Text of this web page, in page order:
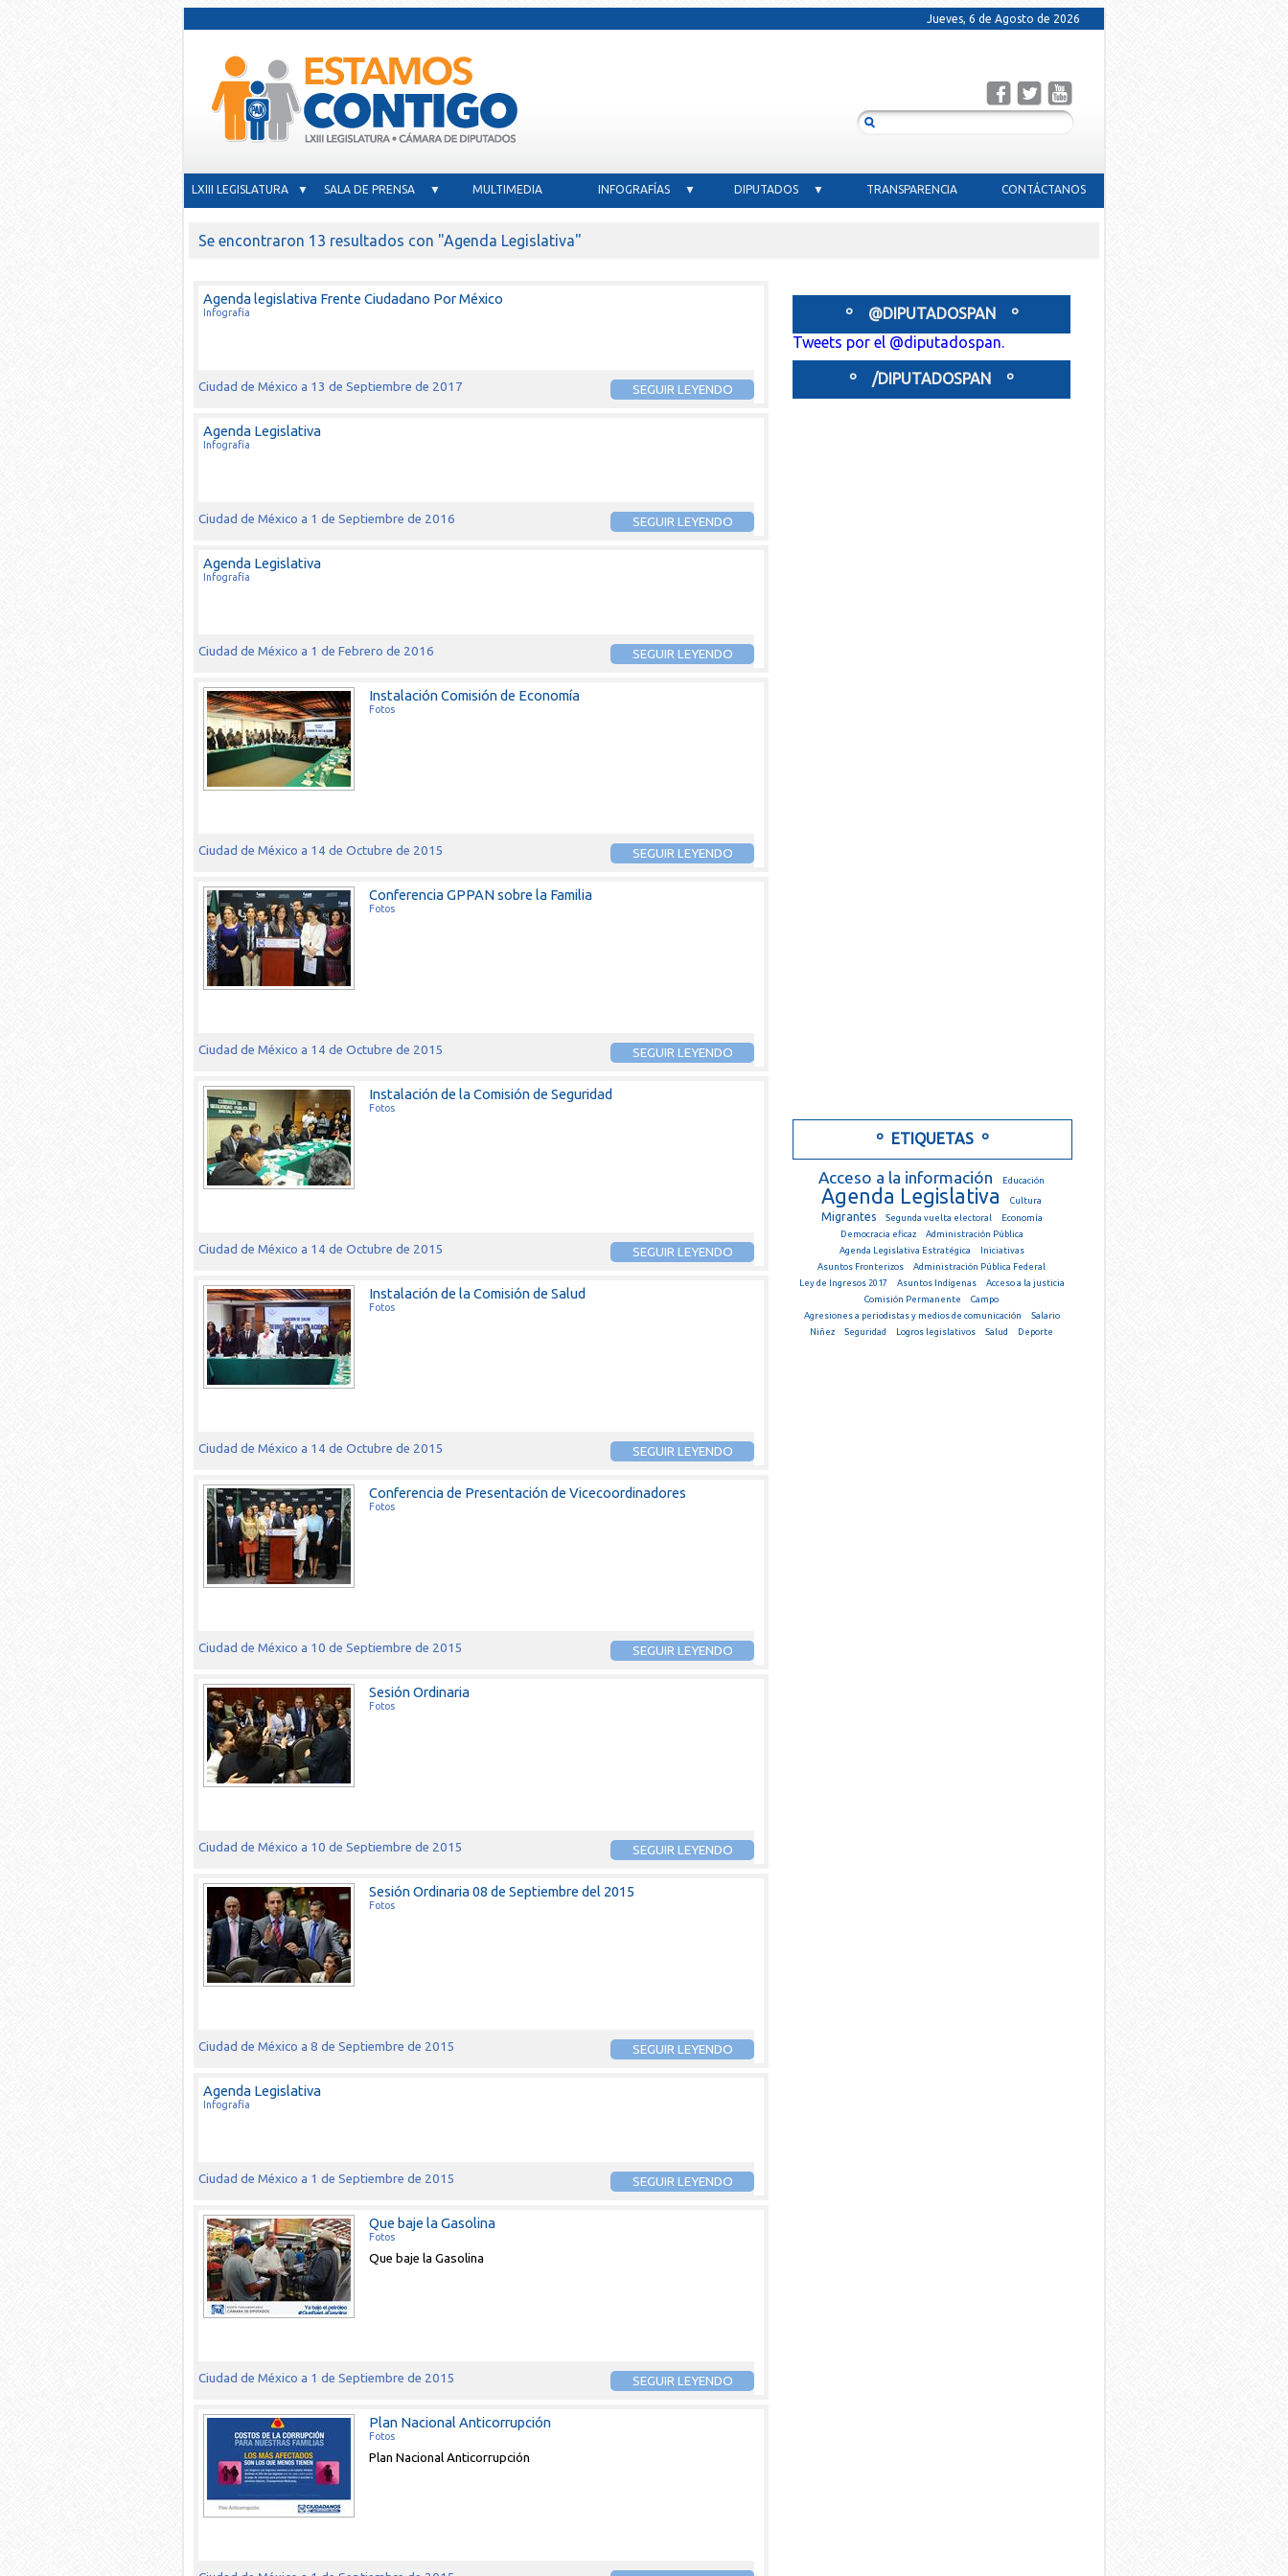
Jueves, 6 de Agosto de 2026
LXIII LEGISLATURA ▼ SALA DE PRENSA ▼ MULTIMEDIA INFOGRAFÍAS ▼ DIPUTADOS ▼ TRANSPARENCIA CONTÁCTANOS
Se encontraron 13 resultados con "Agenda Legislativa"
Agenda legislativa Frente Ciudadano Por México
Infografía
Ciudad de México a 13 de Septiembre de 2017 SEGUIR LEYENDO
Agenda Legislativa
Infografía
Ciudad de México a 1 de Septiembre de 2016 SEGUIR LEYENDO
Agenda Legislativa
Infografía
Ciudad de México a 1 de Febrero de 2016 SEGUIR LEYENDO
Instalación Comisión de Economía
Fotos
Ciudad de México a 14 de Octubre de 2015 SEGUIR LEYENDO
Conferencia GPPAN sobre la Familia
Fotos
Ciudad de México a 14 de Octubre de 2015 SEGUIR LEYENDO
Instalación de la Comisión de Seguridad
Fotos
Ciudad de México a 14 de Octubre de 2015 SEGUIR LEYENDO
Instalación de la Comisión de Salud
Fotos
Ciudad de México a 14 de Octubre de 2015 SEGUIR LEYENDO
Conferencia de Presentación de Vicecoordinadores
Fotos
Ciudad de México a 10 de Septiembre de 2015 SEGUIR LEYENDO
Sesión Ordinaria
Fotos
Ciudad de México a 10 de Septiembre de 2015 SEGUIR LEYENDO
Sesión Ordinaria 08 de Septiembre del 2015
Fotos
Ciudad de México a 8 de Septiembre de 2015 SEGUIR LEYENDO
Agenda Legislativa
Infografía
Ciudad de México a 1 de Septiembre de 2015 SEGUIR LEYENDO
Que baje la Gasolina
Fotos
Que baje la Gasolina
Ciudad de México a 1 de Septiembre de 2015 SEGUIR LEYENDO
Plan Nacional Anticorrupción
Fotos
Plan Nacional Anticorrupción
º @DIPUTADOSPAN º
Tweets por el @diputadospan.
º /DIPUTADOSPAN º
º ETIQUETAS º
Acceso a la información Educación
Agenda Legislativa Cultura
Migrantes Segunda vuelta electoral
Economía
Democracia eficaz
Administración Pública
Agenda Legislativa Estratégica
Iniciativas
Asuntos Fronterizos
Administración Pública Federal
Ley de Ingresos 2017
Asuntos Indígenas
Acceso a la justicia
Comisión Permanente
Campo
Agresiones a periodistas y medios de comunicación
Salario
Niñez
Seguridad Logros legislativos Salud Deporte